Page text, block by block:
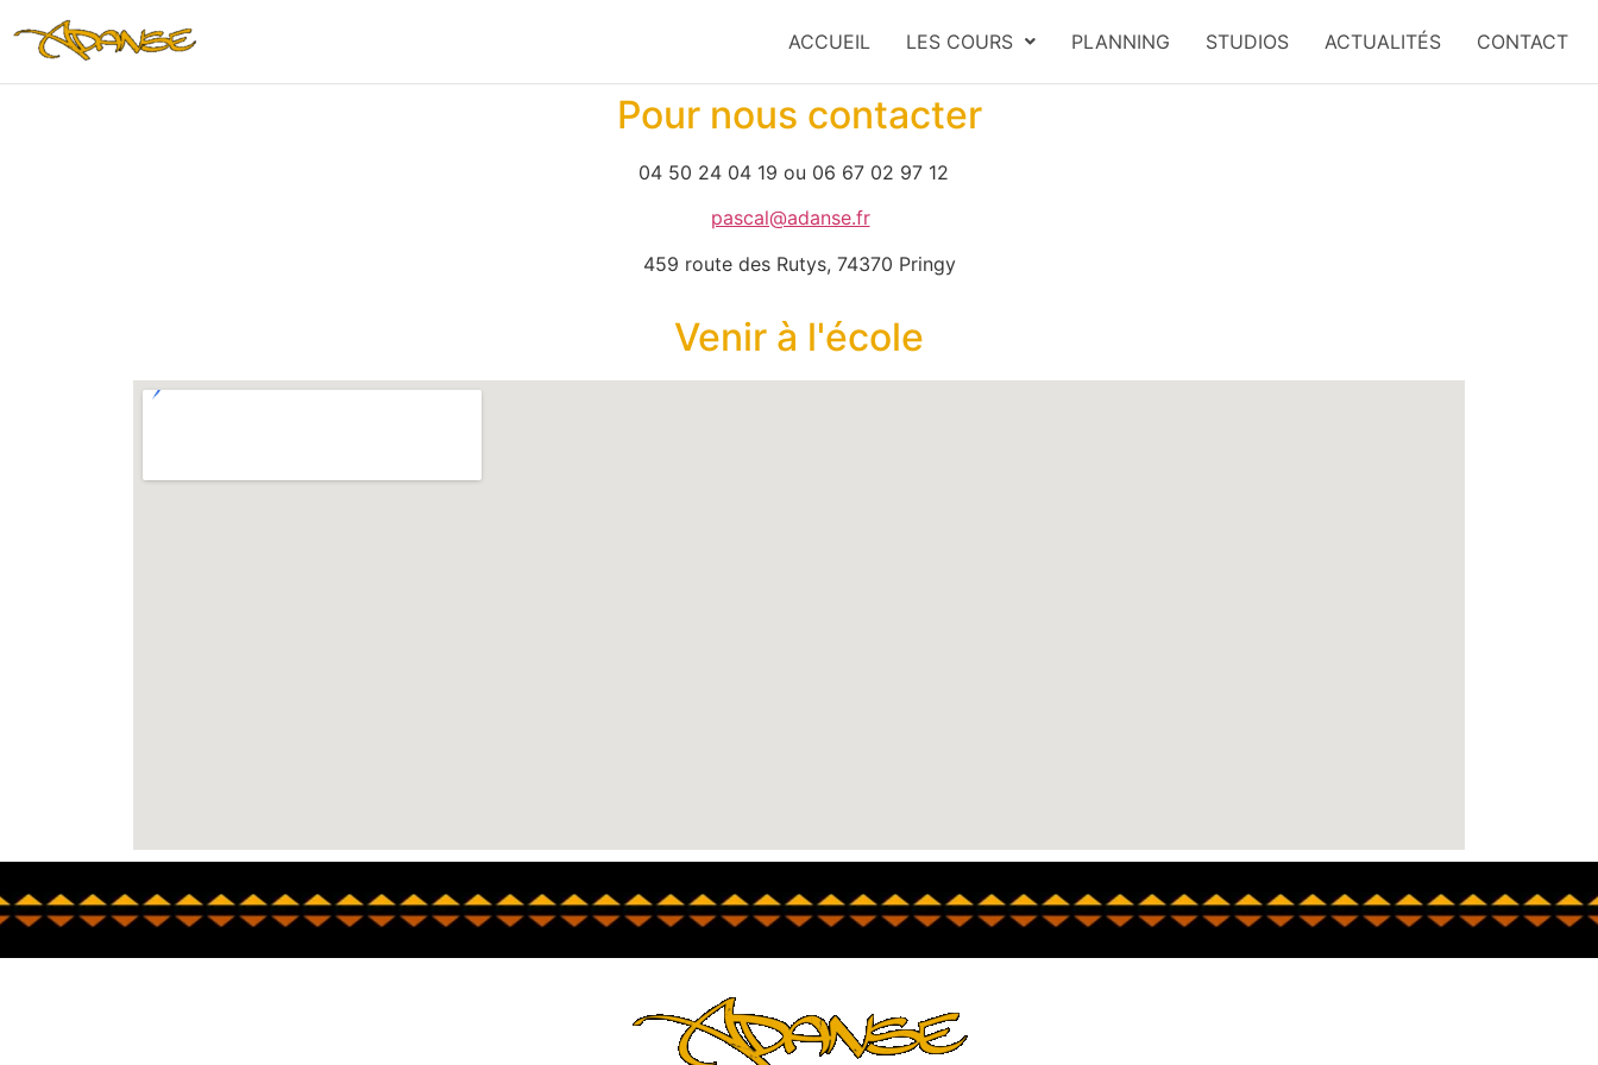
ACCUEIL LES COURS PLANNING STUDIOS ACTUALITÉS CONTACT
Pour nous contacter
04 50 24 04 19 ou 06 67 02 97 12
pascal@adanse.fr
459 route des Rutys, 74370 Pringy
Venir à l'école